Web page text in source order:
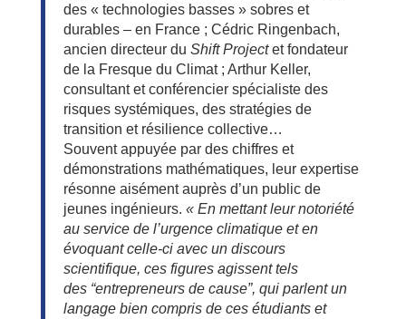
des « technologies basses » sobres et
durables – en France ; Cédric Ringenbach,
ancien directeur du Shift Projectet fondateur
de la Fresque du Climat ; Arthur Keller,
consultant et conférencier spécialiste des
risques systémiques, des stratégies de
transition et résilience collective…
Souvent appuyée par des chiffres et
démonstrations mathématiques, leur expertise
résonne aisément auprès d’un public de
jeunes ingénieurs. « En mettant leur notoriété
au service de l’urgence climatique et en
évoquant celle-ci avec un discours
scientifique, ces figures agissent tels
des “entrepreneurs de cause”, qui parlent un
langage bien compris de ces étudiants et